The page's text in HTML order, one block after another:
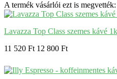
A termék vásárlói ezt is megvették:
Lavazza Top Class szemes kávé
11 520 Ft 12 800 Ft